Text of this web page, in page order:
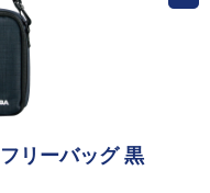
リーバッグ 黒